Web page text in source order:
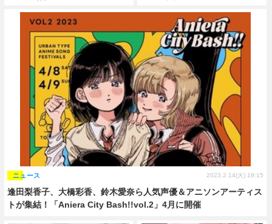
逢田梨香子、大橋彩香、鈴木愛奈ら人気声優＆アニソンアーティス
トが集結！「Aniera City Bash!!vol.2」4月に開催
ニュース 2023.2.14(火) 19:15